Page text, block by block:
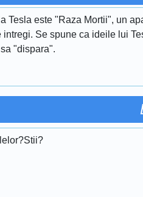
Tesla este "Raza Mortii", un
intregi. Se spune ca ideile lui
"dispara".